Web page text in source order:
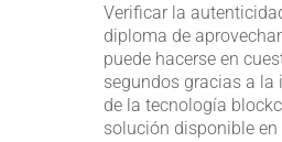
Verificar la
diploma de
puede hacerse en
segundos gracias a la
de la tecnología
solución disponible en